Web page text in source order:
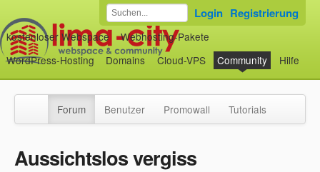
kostenloser Webspace
Webhosting-Pakete
WordPress-Hosting
Domains Cloud-VPS Community Hilfe
Login Registrierung
Forum Benutzer Promowall Tutorials
Aussichtslos vergiss